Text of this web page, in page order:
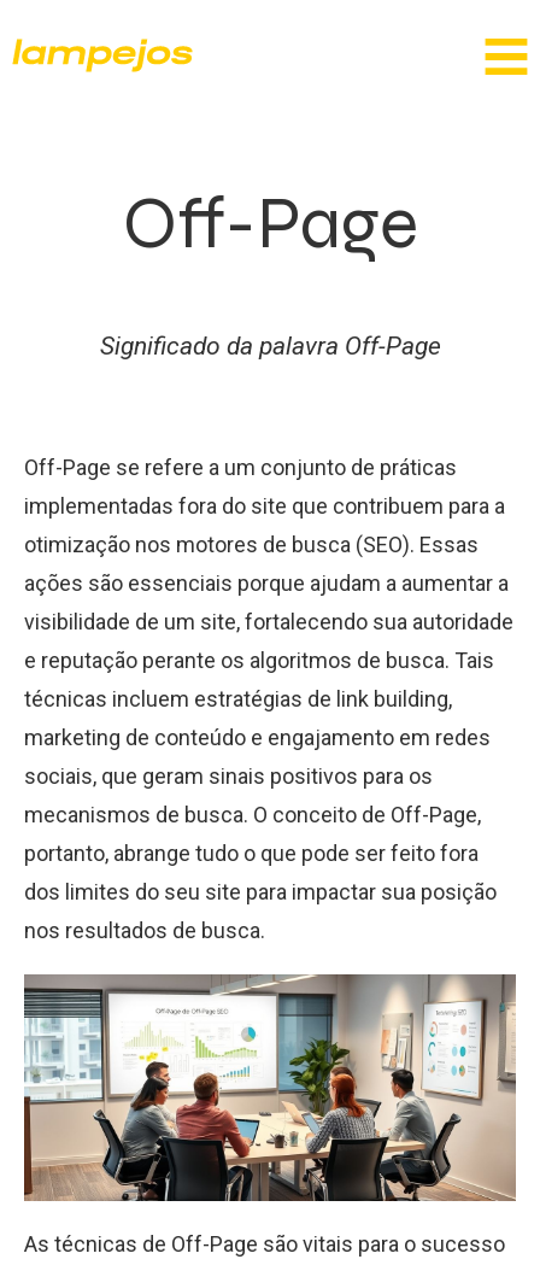
Off-Page
Significado da palavra Off-Page
Off-Page se refere a um conjunto de práticas
implementadas fora do site que contribuem para a
otimização nos motores de busca (SEO). Essas
ações são essenciais porque ajudam a aumentar a
visibilidade de um site, fortalecendo sua autoridade
e reputação perante os algoritmos de busca. Tais
técnicas incluem estratégias de link building,
marketing de conteúdo e engajamento em redes
sociais, que geram sinais positivos para os
mecanismos de busca. O conceito de Off-Page,
portanto, abrange tudo o que pode ser feito fora
dos limites do seu site para impactar sua posição
nos resultados de busca.
As técnicas de Off-Page são vitais para o sucesso